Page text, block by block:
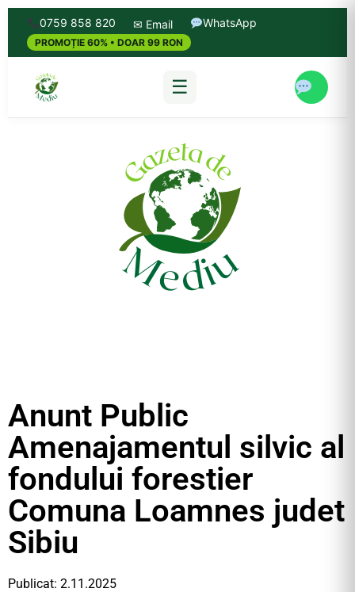
0759 858 820 ✉ Email WhatsApp
PROMOȚIE 60% • DOAR 99 RON
☰
Anunt Public
Amenajamentul silvic al
fondului forestier
Comuna Loamnes judet
Sibiu
Publicat: 2.11.2025